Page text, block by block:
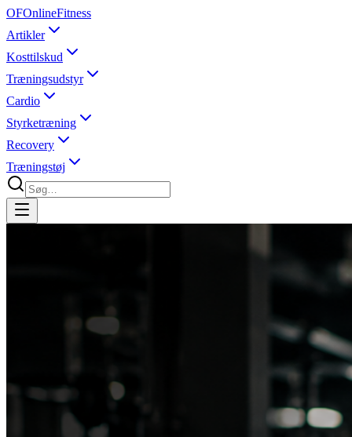
OFOnlineFitness
Artikler
Kosttilskud
Træningsudstyr
Cardio
Styrketræning
Recovery
Træningstøj